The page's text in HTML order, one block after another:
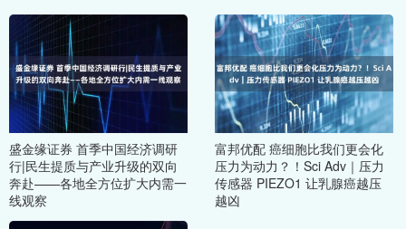
盛金缘证券 首季中国经济调研
行|民生提质与产业升级的双向
奔赴——各地全方位扩大内需一
线观察
富邦优配 癌细胞比我们更会化
压力为动力？！Sci Adv｜压力
传感器 PIEZO1 让乳腺癌越压
越凶